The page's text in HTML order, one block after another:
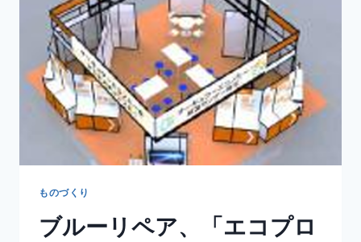
ものづくり
ブルーリペア、「エコプロ